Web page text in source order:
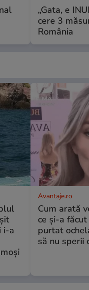
„Gata, e
cere 3
România
i-a
Avantaje.ro
Cum arată
ce și-a
purtat
să nu sperii